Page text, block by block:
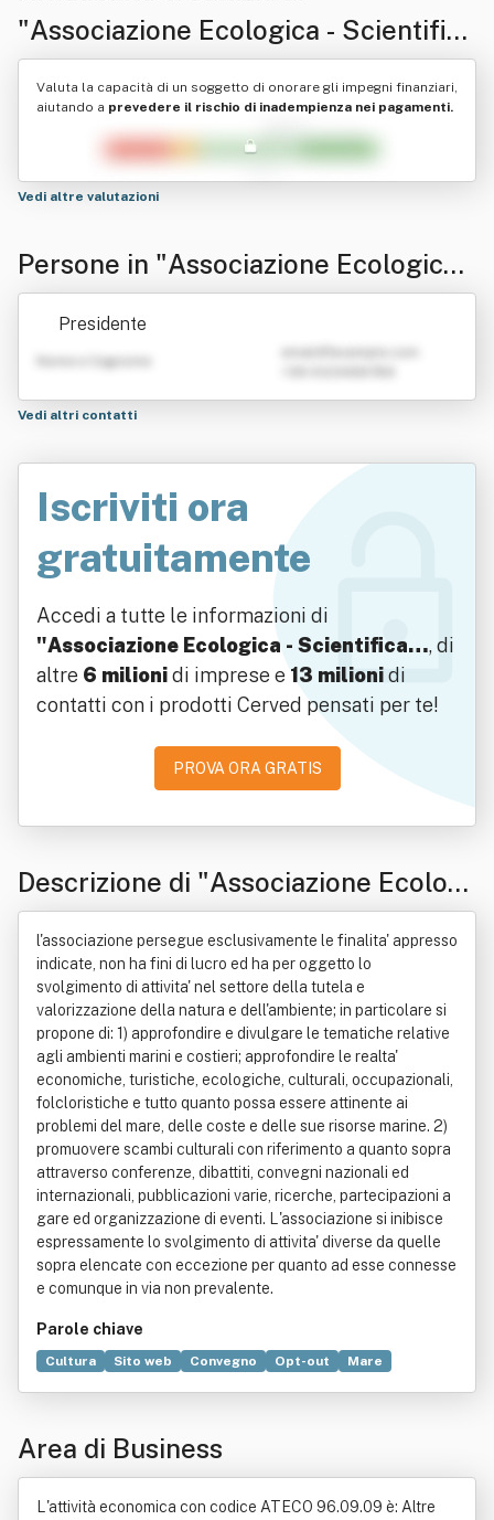
"Associazione Ecologica - Scientifica
Culturale Mareamico - Onlus "
Valuta la capacità di un soggetto di onorare gli impegni finanziari,
aiutando a prevedere il rischio di inadempienza nei pagamenti.
Vedi altre valutazioni
Persone in "Associazione Ecologica -
Scientifica Culturale Mareamico - On
Presidente
Nome e Cognome
Vedi altri contatti
Iscriviti ora
gratuitamente
Accedi a tutte le informazioni di
"Associazione Ecologica - Scientifica…, di
altre 6 milionidi imprese e 13 milionidi
contatti con i prodotti Cerved pensati per te!
PROVA ORA GRATIS
Descrizione di "Associazione Ecologi
ca - Scientifica Culturale Mareamico
- Onlus "
l'associazione persegue esclusivamente le finalita' appresso
indicate, non ha fini di lucro ed ha per oggetto lo
svolgimento di attivita' nel settore della tutela e
valorizzazione della natura e dell'ambiente; in particolare si
propone di: 1) approfondire e divulgare le tematiche relative
agli ambienti marini e costieri; approfondire le realta'
economiche, turistiche, ecologiche, culturali, occupazionali,
folcloristiche e tutto quanto possa essere attinente ai
problemi del mare, delle coste e delle sue risorse marine. 2)
promuovere scambi culturali con riferimento a quanto sopra
attraverso conferenze, dibattiti, convegni nazionali ed
internazionali, pubblicazioni varie, ricerche, partecipazioni a
gare ed organizzazione di eventi. L'associazione si inibisce
espressamente lo svolgimento di attivita' diverse da quelle
sopra elencate con eccezione per quanto ad esse connesse
e comunque in via non prevalente.
Parole chiave
Cultura Sito web Convegno Opt-out
Mare
Ecologia
Folclore Natura
Area di Business
L'attività economica con codice ATECO 96.09.09 è: Altre